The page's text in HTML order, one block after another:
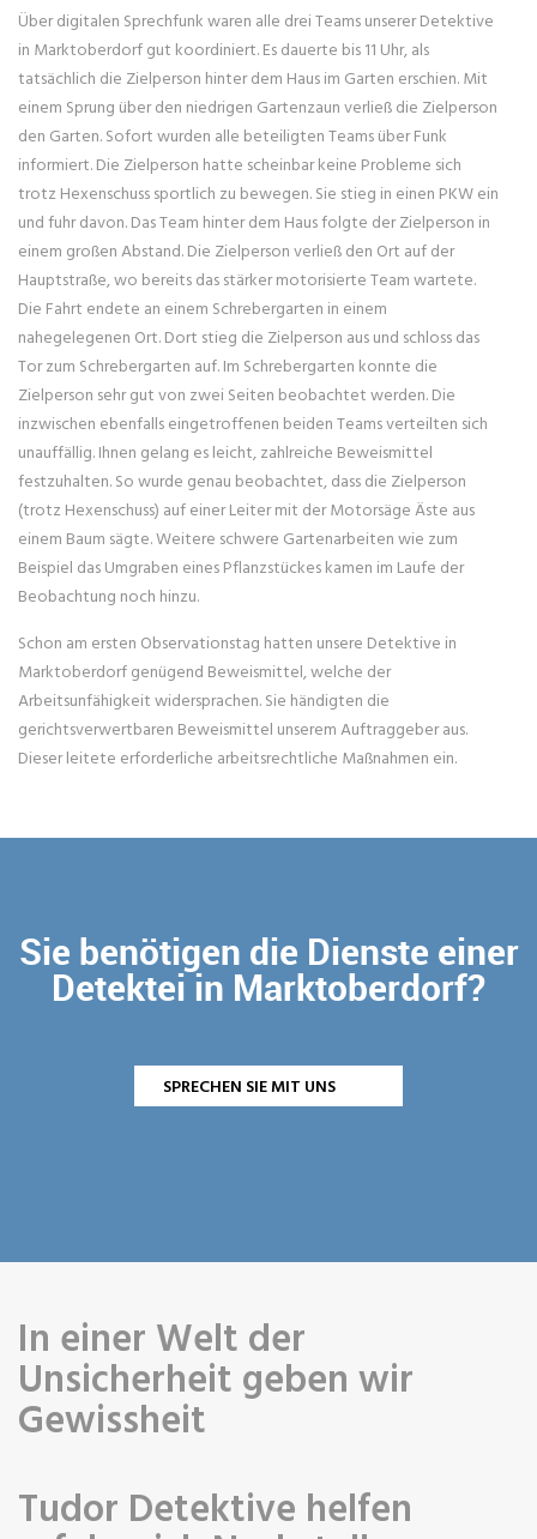
Über digitalen Sprechfunk waren alle drei Teams unserer Detektive
in Marktoberdorf gut koordiniert. Es dauerte bis 11 Uhr, als
tatsächlich die Zielperson hinter dem Haus im Garten erschien. Mit
einem Sprung über den niedrigen Gartenzaun verließ die Zielperson
den Garten. Sofort wurden alle beteiligten Teams über Funk
informiert. Die Zielperson hatte scheinbar keine Probleme sich
trotz Hexenschuss sportlich zu bewegen. Sie stieg in einen PKW ein
und fuhr davon. Das Team hinter dem Haus folgte der Zielperson in
einem großen Abstand. Die Zielperson verließ den Ort auf der
Hauptstraße, wo bereits das stärker motorisierte Team wartete.
Die Fahrt endete an einem Schrebergarten in einem
nahegelegenen Ort. Dort stieg die Zielperson aus und schloss das
Tor zum Schrebergarten auf. Im Schrebergarten konnte die
Zielperson sehr gut von zwei Seiten beobachtet werden. Die
inzwischen ebenfalls eingetroffenen beiden Teams verteilten sich
unauffällig. Ihnen gelang es leicht, zahlreiche Beweismittel
festzuhalten. So wurde genau beobachtet, dass die Zielperson
(trotz Hexenschuss) auf einer Leiter mit der Motorsäge Äste aus
einem Baum sägte. Weitere schwere Gartenarbeiten wie zum
Beispiel das Umgraben eines Pflanzstückes kamen im Laufe der
Beobachtung noch hinzu.
Schon am ersten Observationstag hatten unsere Detektive in
Marktoberdorf genügend Beweismittel, welche der
Arbeitsunfähigkeit widersprachen. Sie händigten die
gerichtsverwertbaren Beweismittel unserem Auftraggeber aus.
Dieser leitete erforderliche arbeitsrechtliche Maßnahmen ein.
Sie benötigen die Dienste einer
Detektei in Marktoberdorf?
SPRECHEN SIE MIT UNS
In einer Welt der
Unsicherheit geben wir
Gewissheit
Tudor Detektive helfen